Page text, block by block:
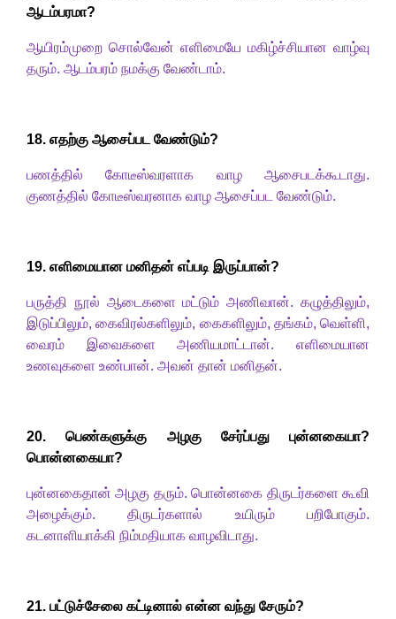
ஆடம்பரமா?
ஆயிரம்முறை சொல்வேன் எளிமையே மகிழ்ச்சியான வாழ்வு
தரும். ஆடம்பரம் நமக்கு வேண்டாம்.
18. எதற்கு ஆசைப்பட வேண்டும்?
பணத்தில் கோடீஸ்வரளாக வாழ ஆசைபடக்கூடாது.
குணத்தில் கோடீஸ்வரனாக வாழ ஆசைப்பட வேண்டும்.
19. எளிமையான மனிதன் எப்படி இருப்பான்?
பருத்தி நூல் ஆடைகளை மட்டும் அணிவான். கழுத்திலும்,
இடுப்பிலும்,கைவிரல்களிலும், கைகளிலும், தங்கம், வெள்ளி,
வைரம் இவைகளை
அணியமாட்டான். எளிமையான
உணவுகளை உண்பான். அவன் தான் மனிதன்.
20. பெண்களுக்கு அழகு சேர்ப்பது புன்னகையா?
பொன்னகையா?
புன்னகைதான் அழகு தரும். பொன்னகை திருடர்களை கூவி
அழைக்கும். திருடர்களால் உயிரும் பறிபோகும்.
கடனாளியாக்கி நிம்மதியாக வாழவிடாது.
21. பட்டுச்சேலை கட்டினால் என்ன வந்து சேரும்?